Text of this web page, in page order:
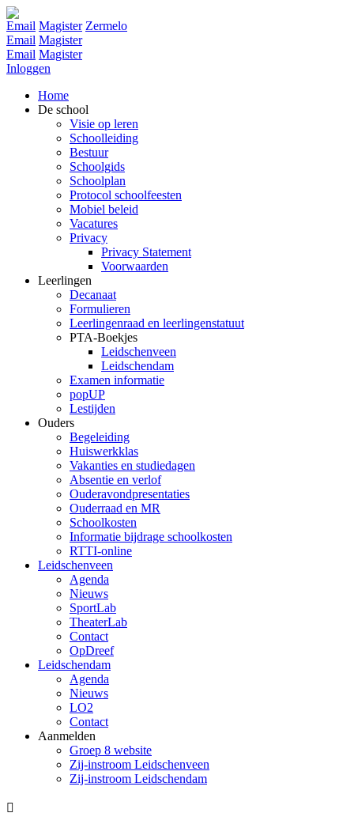
Email Magister Zermelo
Email Magister
Email Magister
Inloggen
Home
De school
Visie op leren
Schoolleiding
Bestuur
Schoolgids
Schoolplan
Protocol schoolfeesten
Mobiel beleid
Vacatures
Privacy
Privacy Statement
Voorwaarden
Leerlingen
Decanaat
Formulieren
Leerlingenraad en leerlingenstatuut
PTA-Boekjes
Leidschenveen
Leidschendam
Examen informatie
popUP
Lestijden
Ouders
Begeleiding
Huiswerkklas
Vakanties en studiedagen
Absentie en verlof
Ouderavondpresentaties
Ouderraad en MR
Schoolkosten
Informatie bijdrage schoolkosten
RTTI-online
Leidschenveen
Agenda
Nieuws
SportLab
TheaterLab
Contact
OpDreef
Leidschendam
Agenda
Nieuws
LO2
Contact
Aanmelden
Groep 8 website
Zij-instroom Leidschenveen
Zij-instroom Leidschendam
